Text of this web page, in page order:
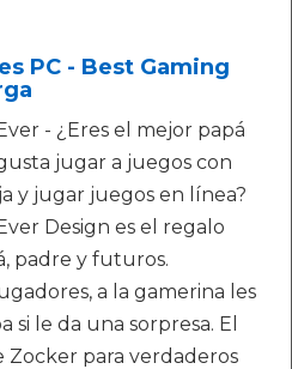
PC - Best Gaming
- ¿Eres el mejor papá
jugar a juegos con
y jugar juegos en línea?
Design es el regalo
padre y futuros.
a la gamerina les
si le da una sorpresa. El
Zocker para verdaderos